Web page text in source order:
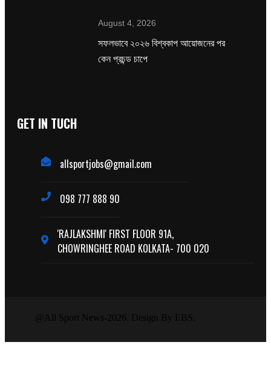
August 4, 2026
সফলভাবে ২০২৬ বিশ্বকাপ আয়োজনের পর
কেন প্রচন্ড চাপে
GET IN TUCH
allsportjobs@gmail.com
098 777 888 90
'RAJLAKSHMI' FIRST FLOOR 91A,
CHOWRINGHEE ROAD KOLKATA- 700 020
@All Sport News-2026. Design By EBS.